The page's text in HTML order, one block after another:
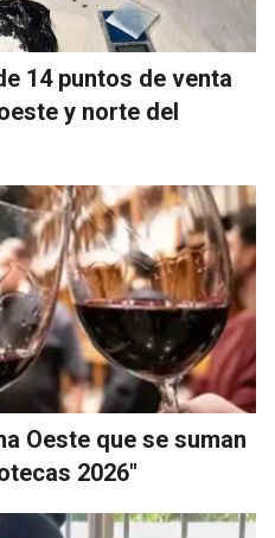
14 puntos de venta
y norte del
Oeste que se suman
2026"